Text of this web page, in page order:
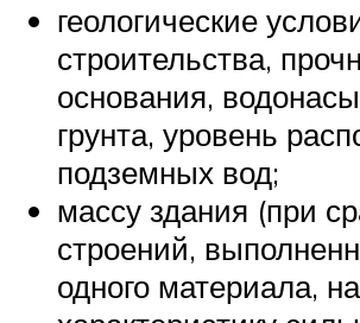
геологические
строительства,
основания,
грунта, уровень
подземных вод;
массу здания (при
строений,
одного материала,